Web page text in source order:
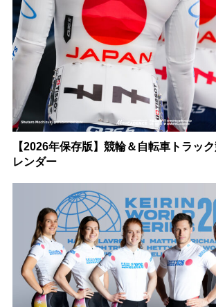
【2026年保存版】競輪＆自転車トラッ
レンダー